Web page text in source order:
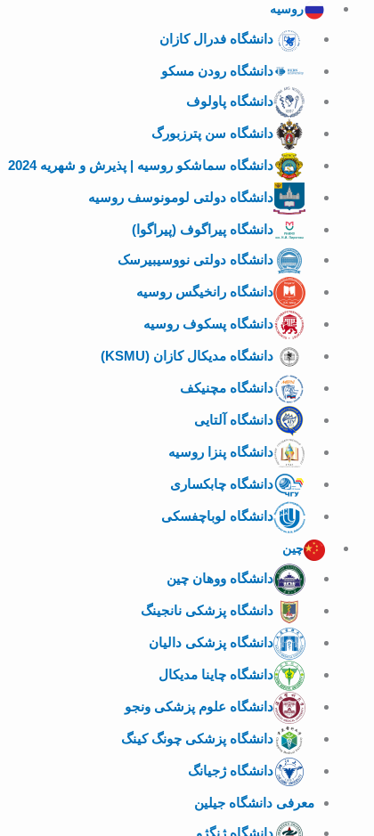
روسیه
دانشگاه فدرال کازان
دانشگاه رودن مسکو
دانشگاه پاولوف
دانشگاه سن پترزبورگ
دانشگاه سماشکو روسیه | پذیرش و شهریه 2024
دانشگاه دولتی لومونوسف روسیه
دانشگاه پیراگوف (پیراگوا)
دانشگاه دولتی نووسیبیرسک
دانشگاه رانخیگس روسیه
دانشگاه پسکوف روسیه
دانشگاه مدیکال کازان (KSMU)
دانشگاه مچنیکف
دانشگاه آلتایی
دانشگاه پنزا روسیه
دانشگاه چابکساری
دانشگاه لوباچفسکی
چین
دانشگاه ووهان چین
دانشگاه پزشکی نانجینگ
دانشگاه پزشکی دالیان
دانشگاه چاینا مدیکال
دانشگاه علوم پزشکی ونجو
دانشگاه پزشکی چونگ کینگ
دانشگاه ژجیانگ
معرفی دانشگاه جیلین